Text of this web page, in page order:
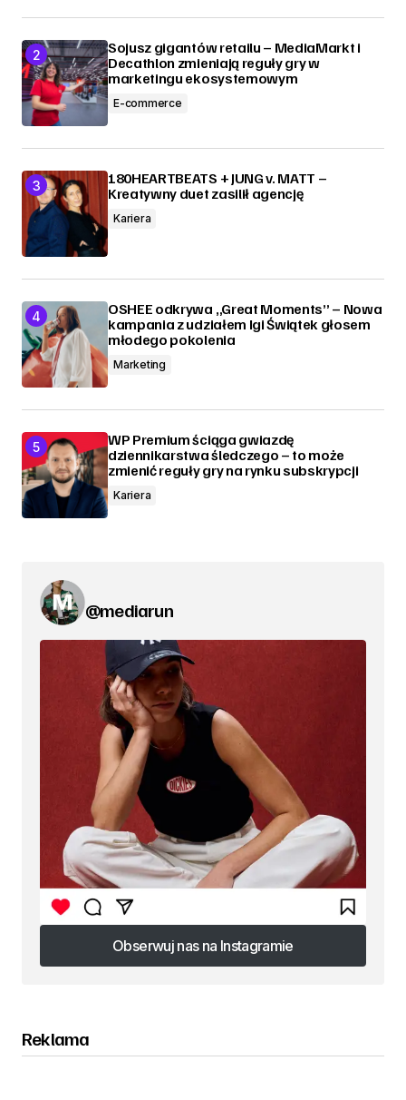
Sojusz gigantów retailu – MediaMarkt i
Decathlon zmieniają reguły gry w
marketingu ekosystemowym
E-commerce
180HEARTBEATS + JUNG v. MATT –
Kreatywny duet zasilił agencję
Kariera
OSHEE odkrywa „Great Moments” – Nowa
kampania z udziałem Igi Świątek głosem
młodego pokolenia
Marketing
WP Premium ściąga gwiazdę
dziennikarstwa śledczego – to może
zmienić reguły gry na rynku subskrypcji
Kariera
@mediarun
Obserwuj nas na Instagramie
Obserwuj nas na Instagramie
Reklama